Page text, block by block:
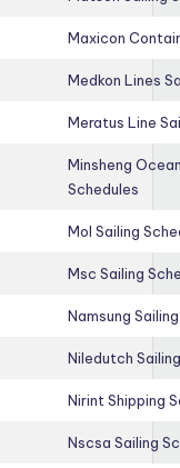
Maxicon
Medkon Lines
Meratus Line
Minsheng
Schedules
Mol Sailing
Msc Sailing
Namsung
Niledutch
Nirint Shipping
Nscsa Sailing